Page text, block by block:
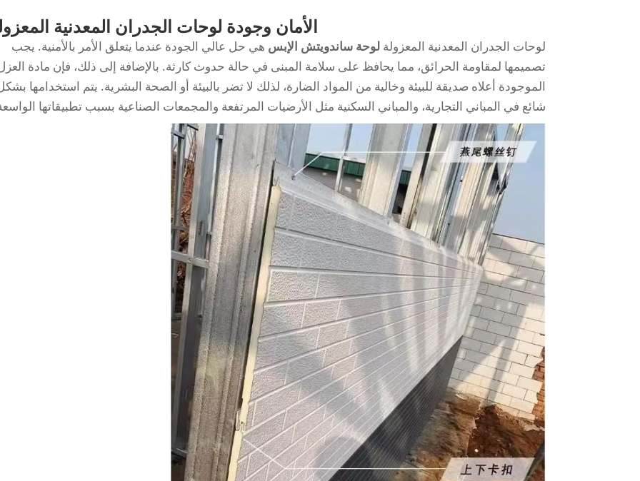
الأمان وجودة لوحات الجدران المعدنية
لوحات الجدران المعدنية المعزولة لوحة ساندويتش الإبس هي حل عالي الجودة عندما يتعلق الأمر بالأمنية. يجب
تصميمها لمقاومة الحرائق، مما يحافظ على سلامة المبنى في حالة حدوث كارثة. بالإضافة إلى ذلك، فإن مادة
الموجودة أعلاه صديقة للبيئة وخالية من المواد الضارة، لذلك لا تضر بالبيئة أو الصحة البشرية. يتم استخدامها
شائع في المباني التجارية، والمباني السكنية مثل الأرضيات المرتفعة والمجمعات الصناعية بسبب تطبيقاتها